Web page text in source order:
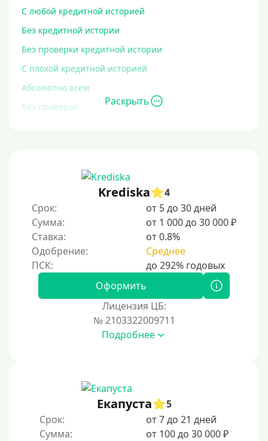
С любой кредитной историей
Без кредитной истории
Без проверки кредитной истории
С плохой кредитной историей
Абсолютно всем
Без проверок
С просрочками
Залог
Под залог ПТС
Без залога
Под залог недвижимости
Под ПТС по доверенности
Цель
Раскрыть
Krediska
4
Срок:
от 5 до 30 дней
Сумма:
от 1 000 до 30 000 ₽
Ставка:
от 0.8%
Одобрение:
Среднее
Оформить
Лицензия ЦБ:
№ 2103322009711
Подробнее
Екапуста
5
Срок:
от 7 до 21 дней
Сумма:
от 100 до 30 000 ₽